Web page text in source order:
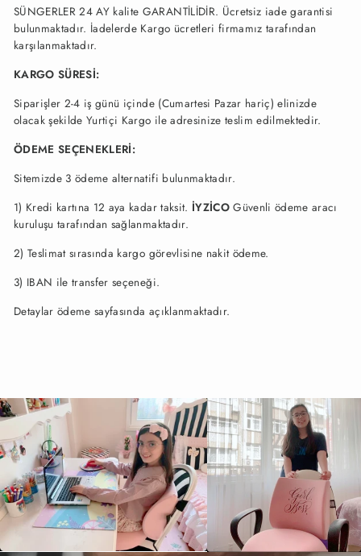
SÜNGERLER 24 AY kalite GARANTİLİDİR. Ücretsiz iade garantisi
bulunmaktadır. İadelerde Kargo ücretleri firmamız tarafından
karşılanmaktadır.
KARGO SÜRESİ:
Siparişler 2-4 iş günü içinde (Cumartesi Pazar hariç) elinizde
olacak şekilde Yurtiçi Kargo ile adresinize teslim edilmektedir.
ÖDEME SEÇENEKLERİ:
Sitemizde 3 ödeme alternatifi bulunmaktadır.
1) Kredi kartına 12 aya kadar taksit. İYZİCOGüvenli ödeme aracı
kuruluşu tarafından sağlanmaktadır.
2) Teslimat sırasında kargo görevlisine nakit ödeme.
3) IBAN ile transfer seçeneği.
Detaylar ödeme sayfasında açıklanmaktadır.